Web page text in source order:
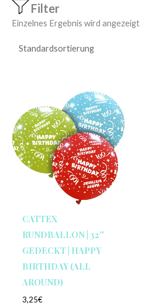
Filter
Einzelnes Ergebnis wird angezeigt
CATTEX
RUNDBALLON | 32″
GEDECKT | HAPPY
BIRTHDAY (ALL
AROUND)
3,25€